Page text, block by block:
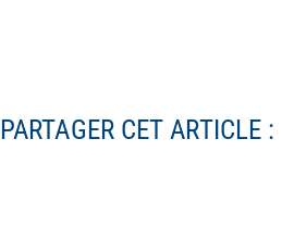
PARTAGER CET ARTICLE :